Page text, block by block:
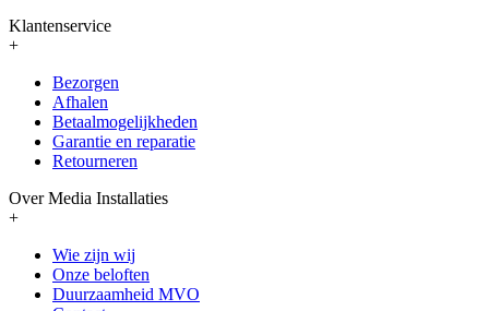
Klantenservice
+
Bezorgen
Afhalen
Betaalmogelijkheden
Garantie en reparatie
Retourneren
Over Media Installaties
+
Wie zijn wij
Onze beloften
Duurzaamheid MVO